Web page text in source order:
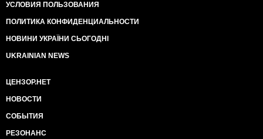
УСЛОВИЯ ПОЛЬЗОВАНИЯ
ПОЛИТИКА КОНФИДЕНЦИАЛЬНОСТИ
НОВИНИ УКРАЇНИ СЬОГОДНІ
UKRAINIAN NEWS
ЦЕНЗОР.НЕТ
НОВОСТИ
СОБЫТИЯ
РЕЗОНАНС